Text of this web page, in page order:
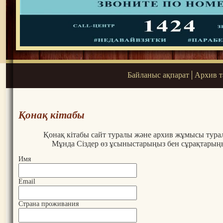
Байланыс ақпарат Архив
Қонақ кітабы
Қонақ кітабы сайт туралы және архив жұмысы
Мұнда Сіздер өз ұсыныстарыңыз бен
Имя
Email
Страна проживания